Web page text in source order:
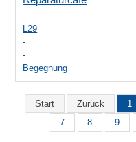
L29
-
-
Begegnung
Start Zurück 1
7
8 9